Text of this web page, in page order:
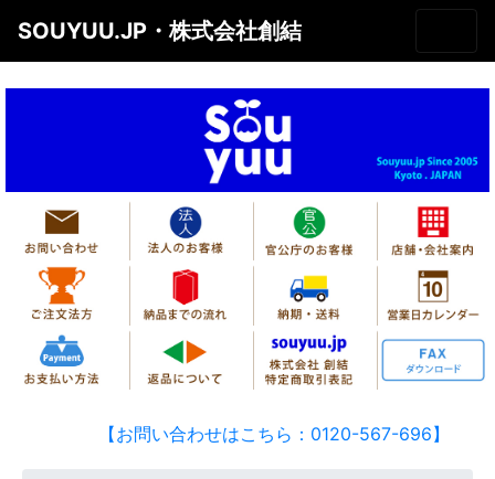
SOUYUU.JP・株式会社創結
【お問い合わせはこちら：0120-567-696】